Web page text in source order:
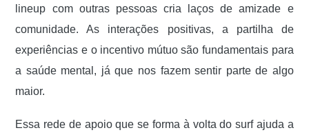
lineup com outras pessoas cria laços de amizade e
comunidade. As interações positivas, a partilha de
experiências e o incentivo mútuo são fundamentais para
a saúde mental, já que nos fazem sentir parte de algo
maior.
Essa rede de apoio que se forma à volta do surf ajuda a